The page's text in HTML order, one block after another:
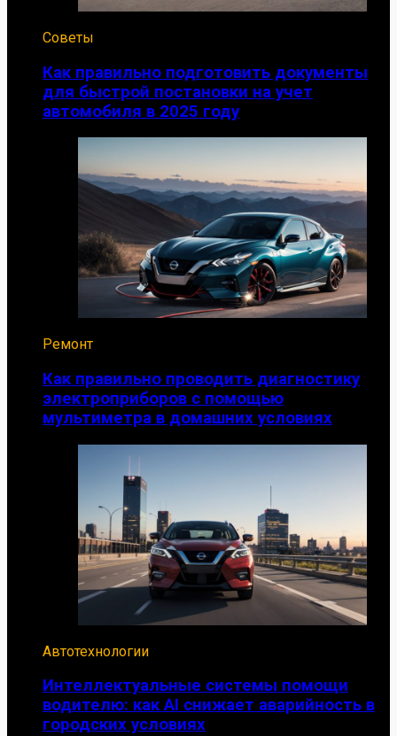
Советы
Как правильно подготовить документы
для быстрой постановки на учет
автомобиля в 2025 году
Ремонт
Как правильно проводить диагностику
электроприборов с помощью
мультиметра в домашних условиях
Автотехнологии
Интеллектуальные системы помощи
водителю: как AI снижает аварийность в
городских условиях